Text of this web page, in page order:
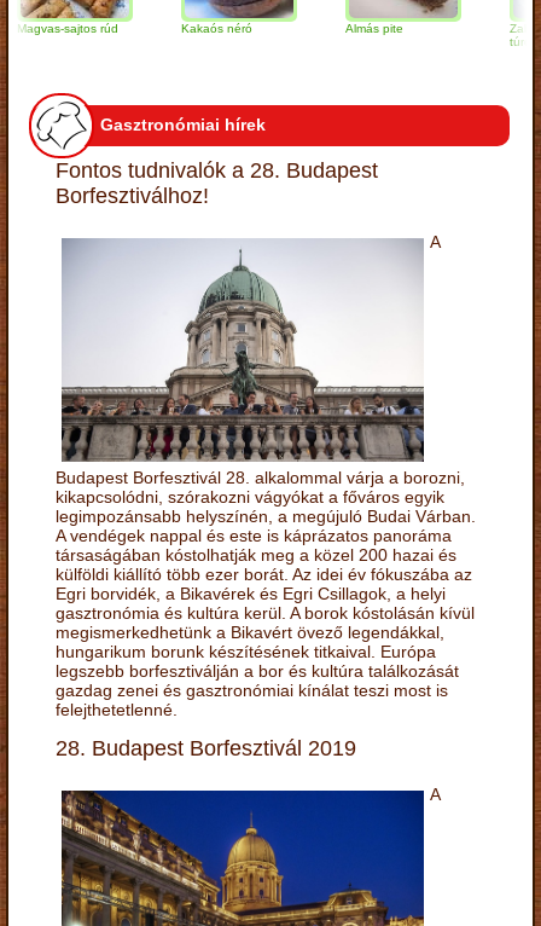
sajtos rúd Kakaós néró Almás pite
Zabpelyhes
túrógombóc
Gasztronómiai hírek
Fontos tudnivalók a 28. Budapest
Borfesztiválhoz!
A
Budapest Borfesztivál 28. alkalommal várja a borozni,
kikapcsolódni, szórakozni vágyókat a főváros egyik
legimpozánsabb helyszínén, a megújuló Budai Várban.
A vendégek nappal és este is káprázatos panoráma
társaságában kóstolhatják meg a közel 200 hazai és
külföldi kiállító több ezer borát. Az idei év fókuszába az
Egri borvidék, a Bikavérek és Egri Csillagok, a helyi
gasztronómia és kultúra kerül. A borok kóstolásán kívül
megismerkedhetünk a Bikavért övező legendákkal,
hungarikum borunk készítésének titkaival. Európa
legszebb borfesztiválján a bor és kultúra találkozását
gazdag zenei és gasztronómiai kínálat teszi most is
felejthetetlenné.
28. Budapest Borfesztivál 2019
A